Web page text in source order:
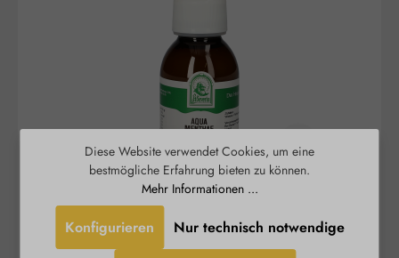
Aqua Menthae
Das St. Severin Aqua Menthae duftet weniger
Diese Website verwendet Cookies, um eine
bestmögliche Erfahrung bieten zu können.
Mehr Informationen ...
Nur technisch notwendige
Konfigurieren